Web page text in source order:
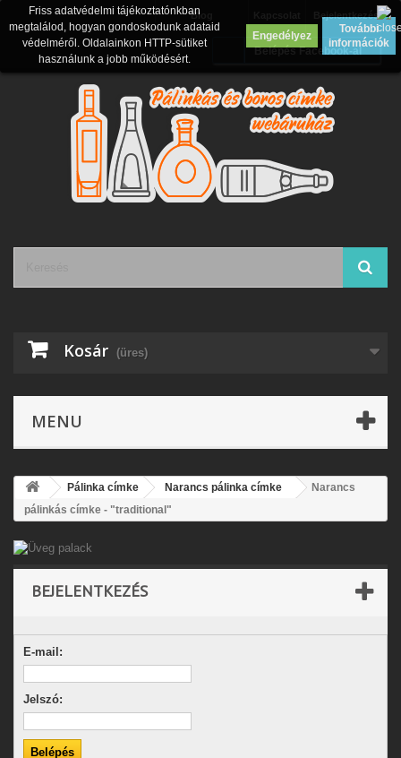
Bejelentkezés
Blog
Belépés Facebook-al
Kosár (üres)
MENU
Friss adatvédelmi tájékoztatónkban
megtalálod, hogyan gondoskodunk adataid
védelméről. Oldalainkon HTTP-sütiket
használunk a jobb működésért.
Engedélyez
További
információk
Pálinka címke Narancs pálinka címke
Narancs
pálinkás címke - "traditional"
BEJELENTKEZÉS
E-mail:
Jelszó: